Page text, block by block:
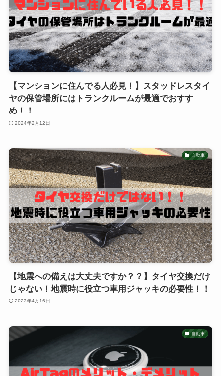
【マンションに住んでる人必見！】スタッドレスタイ
ヤの保管場所にはトランクルームが最適でおすす
め！！
2024年2月12日
自動車
【地震への備えは大丈夫ですか？？】タイヤ交換だけ
じゃない！地震時に役立つ車用ジャッキの必要性！！
2023年4月16日
自動車